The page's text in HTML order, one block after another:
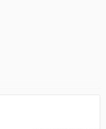
veri tabanına